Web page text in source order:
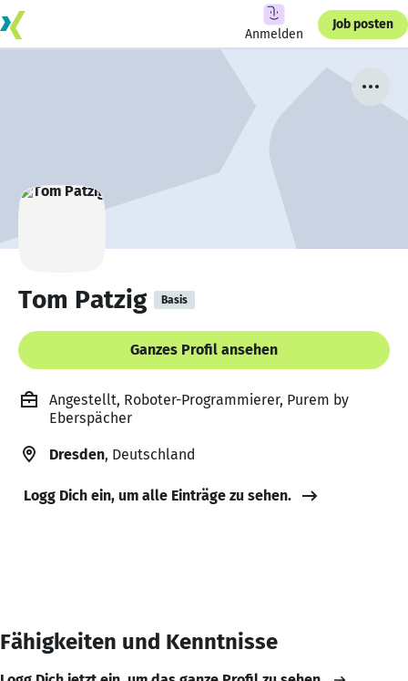
Anmelden
Job posten
Tom Patzig Basis
Ganzes Profil ansehen
Angestellt, Roboter-Programmierer, Purem by
Eberspächer
Dresden, Deutschland
Logg Dich ein, um alle Einträge zu sehen.
Fähigkeiten und Kenntnisse